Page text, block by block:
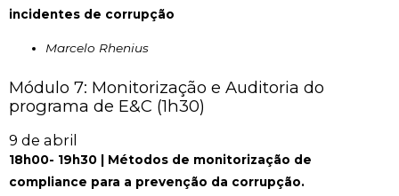
incidentes de corrupção
Marcelo Rhenius
Módulo 7: Monitorização e Auditoria do
programa de E&C (1h30)
9 de abril
18h00- 19h30 | Métodos de monitorização de
compliance para a prevenção da corrupção.